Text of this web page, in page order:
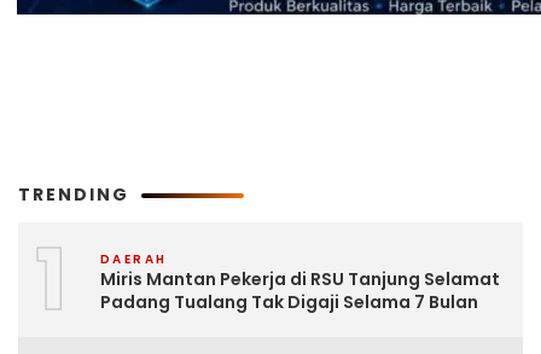
TRENDING
1 DAERAH
Miris Mantan Pekerja di RSU Tanjung Selamat
Padang Tualang Tak Digaji Selama 7 Bulan